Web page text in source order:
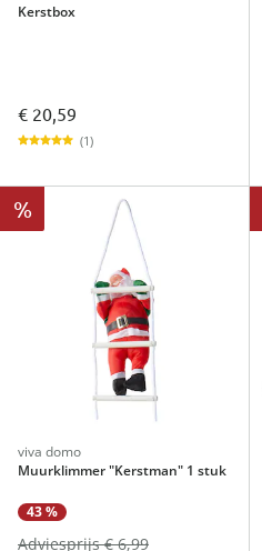
Kerstbox
€ 20,59
(1)
%
viva domo
Muurklimmer "Kerstman" 1 stuk
43 %
Adviesprijs € 6,99